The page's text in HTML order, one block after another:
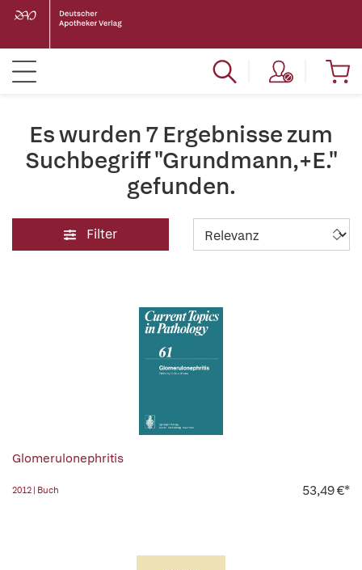
Es wurden 7 Ergebnisse zum
Suchbegriff "Grundmann,+E."
gefunden.
Filter
Glomerulonephritis
2012 | Buch 53,49 €*